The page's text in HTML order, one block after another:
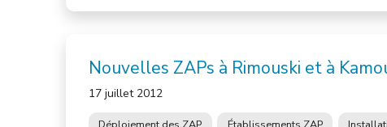
Nouvelles ZAPs à Rimouski et à
17 juillet 2012